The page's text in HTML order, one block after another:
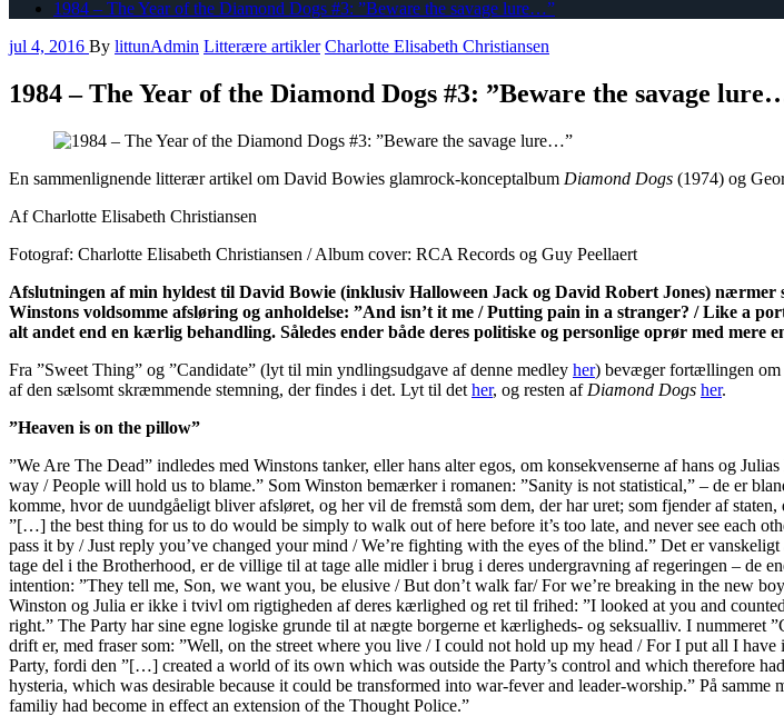
1984 – The Year of the Diamond Dogs #3: ”Beware the savage lure…”
jul 4, 2016 By littunAdmin Litterære artikler Charlotte Elisabeth Christiansen
1984 – The Year of the Diamond Dogs #3: ”Beware the savage
En sammenlignende litterær artikel om David Bowies glamrock-konceptalbum Diamond Dogs (1974) og
Af Charlotte Elisabeth Christiansen
Fotograf: Charlotte Elisabeth Christiansen / Album cover: RCA Records og Guy Peellaert
Afslutningen af min hyldest til David Bowie (inklusiv Halloween Jack og David Robert Jones)
Winstons voldsomme afsløring og anholdelse: ”And isn’t it me / Putting pain in a stranger? / Like a
alt andet end en kærlig behandling. Således ender både deres politiske og personlige oprør med mere
Fra ”Sweet Thing” og ”Candidate” (lyt til min yndlingsudgave af denne medley her) bevæger fortællingen om
af den sælsomt skræmmende stemning, der findes i det. Lyt til det her, og resten af Diamond Dogs her.
”Heaven is on the pillow”
”We Are The Dead” indledes med Winstons tanker, eller hans alter egos, om konsekvenserne af hans og
way / People will hold us to blame.” Som Winston bemærker i romanen: ”Sanity is not statistical,” – de er
komme, hvor de uundgåeligt bliver afsløret, og her vil de fremstå som dem, der har uret; som fjender af
”[…] the best thing for us to do would be simply to walk out of here before it’s too late, and never see each
pass it by / Just reply you’ve changed your mind / We’re fighting with the eyes of the blind.” Det er
tage del i the Brotherhood, er de villige til at tage alle midler i brug i deres undergravning af regeringen – de
intention: ”They tell me, Son, we want you, be elusive / But don’t walk far/ For we’re breaking in the new
Winston og Julia er ikke i tvivl om rigtigheden af deres kærlighed og ret til frihed: ”I looked at you and
right.” The Party har sine egne logiske grunde til at nægte borgerne et kærligheds- og seksualliv. I
drift er, med fraser som: ”Well, on the street where you live / I could not hold up my head / For I put all I
Party, fordi den ”[…] created a world of its own which was outside the Party’s control and which therefore
hysteria, which was desirable because it could be transformed into war-fever and leader-worship.” På
familiy had become in effect an extension of the Thought Police.”